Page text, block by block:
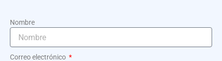
Nombre
Correo electrónico